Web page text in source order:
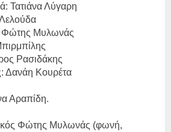
Τατιάνα Λύγαρη
Φώτης Μυλωνάς
Ρασιδάκης
Δανάη Κουρέτα
Αραπίδη.
Φώτης Μυλωνάς (φωνή,